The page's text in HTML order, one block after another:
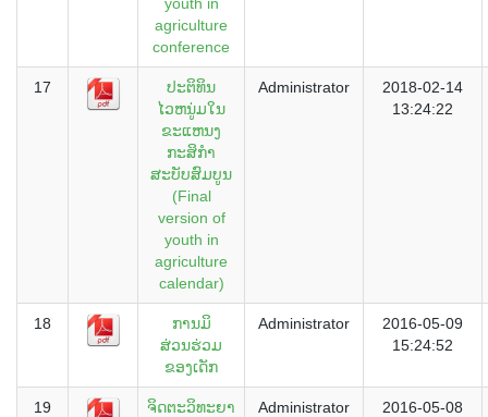
agriculture
conference
17
ປະຕິທິນ
ໄວຫນູ່ມໃນ
ຂະແຫນງ
ກະສິກຳ
ສະບັບສົມບູນ
(Final
version of
youth in
agriculture
calendar)
Administrator
2018-02-14
13:24:22
18
ການມິ
ສ່ວນຮ່ວມ
ຂອງເດັກ
Administrator
2016-05-09
15:24:52
19
ຈິດຕະວິທະຍາ
Administrator
2016-05-08